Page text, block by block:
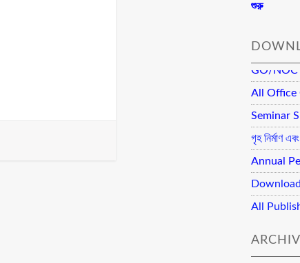
শুরু
GO/NOC
All Office
Seminar
গৃহ নির্মাণ
Annual
All